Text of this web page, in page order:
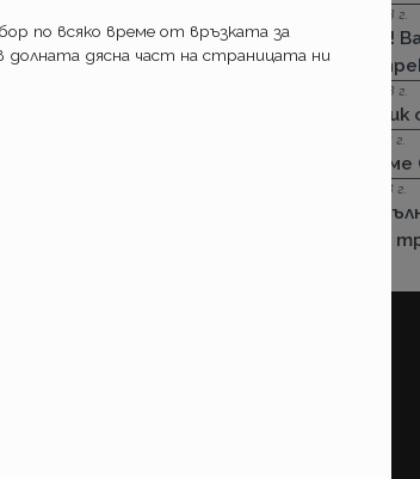
13.08.2018 г.
Важно!
бъде
26.07.2018 г.
Олимпик
11.05.2018 г.
25.01.2018 г.
Нова
ГО-то
по всяко време от връзката за
долната дясна част на страницата ни